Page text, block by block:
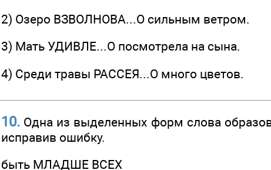
2) Озеро ВЗВОЛНОВА...О сильным ветром.
3) Мать УДИВЛЕ...О посмотрела на сына.
4) Среди травы РАССЕЯ...О много цветов.
10. Одна из выделенных форм слова
исправив ошибку.
быть МЛАДШЕ ВСЕХ